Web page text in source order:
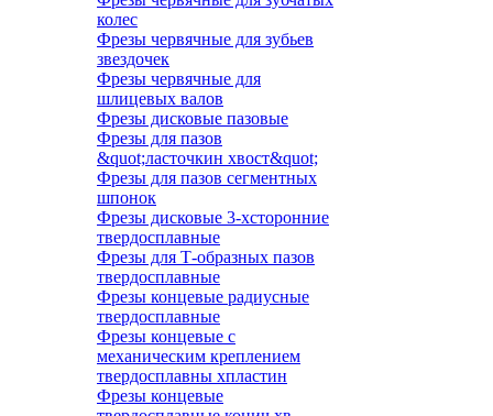
колес
Фрезы червячные для зубьев
звездочек
Фрезы червячные для
шлицевых валов
Фрезы дисковые пазовые
Фрезы для пазов
&quot;ласточкин хвост&quot;
Фрезы для пазов сегментных
шпонок
Фрезы дисковые 3-хсторонние
твердосплавные
Фрезы для Т-образных пазов
твердосплавные
Фрезы концевые радиусные
твердосплавные
Фрезы концевые с
механическим креплением
твердосплавны хпластин
Фрезы концевые